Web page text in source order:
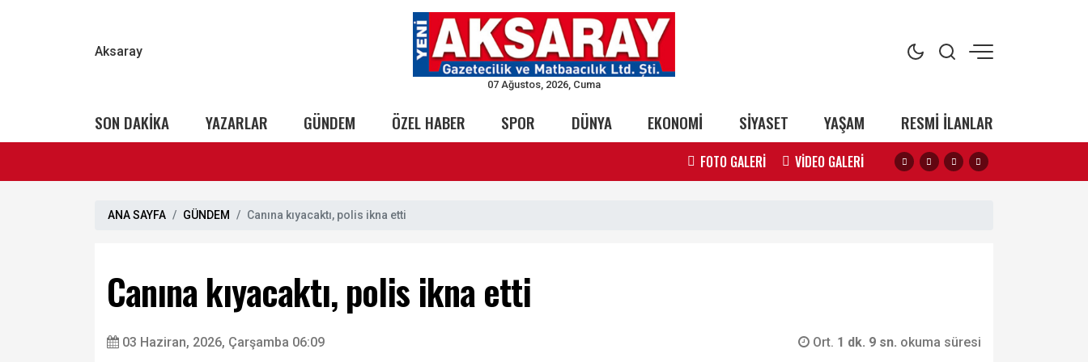
Aksaray
07 Ağustos, 2026, Cuma
SON DAKİKA YAZARLAR GÜNDEM ÖZEL HABER SPOR DÜNYA EKONOMİ SİYASET YAŞAM RESMİ İLANLAR
FOTO GALERİ VİDEO GALERİ
ANA SAYFA GÜNDEM Canına kıyacaktı, polis ikna etti
Canına kıyacaktı, polis ikna etti
03 Haziran, 2026, Çarşamba 06:09 Ort. 1 dk. 9 sn. okuma süresi